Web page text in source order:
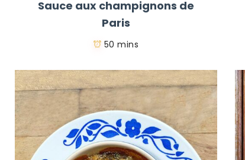
Sauce aux champignons de
Paris
50 mins